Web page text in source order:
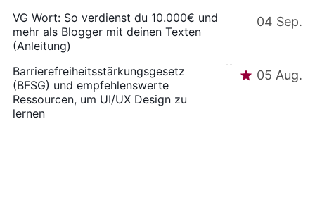
VG Wort: So verdienst du 10.000€ und
mehr als Blogger mit deinen Texten
(Anleitung)
04 Sep.
Barrierefreiheitsstärkungsgesetz
(BFSG) und empfehlenswerte
Ressourcen, um UI/UX Design zu
lernen
05 Aug.